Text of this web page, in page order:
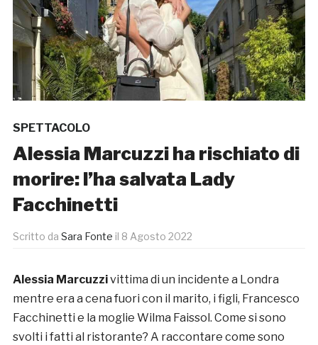
SPETTACOLO
Alessia Marcuzzi ha rischiato di
morire: l’ha salvata Lady
Facchinetti
Scritto da Sara Fonte il 8 Agosto 2022
Alessia Marcuzzivittima di un incidente a Londra
mentre era a cena fuori con il marito, i figli, Francesco
Facchinetti e la moglie Wilma Faissol. Come si sono
svolti i fatti al ristorante? A raccontare come sono